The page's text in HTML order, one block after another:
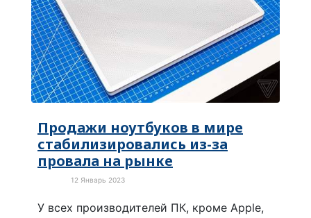
Продажи ноутбуков в мире
стабилизировались из-за
провала на рынке
12 Январь 2023
У всех производителей ПК, кроме Apple,